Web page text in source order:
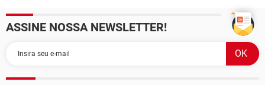
ASSINE NOSSA NEWSLETTER!